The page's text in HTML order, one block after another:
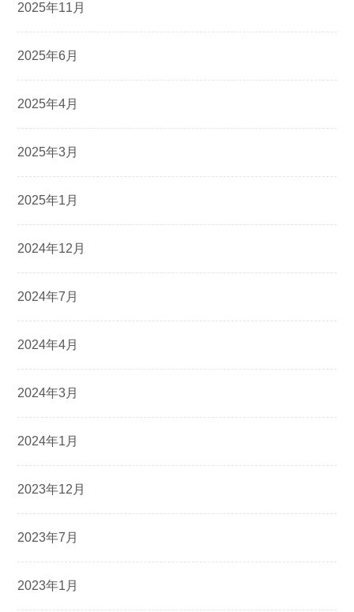
2025年11月
2025年6月
2025年4月
2025年3月
2025年1月
2024年12月
2024年7月
2024年4月
2024年3月
2024年1月
2023年12月
2023年7月
2023年1月